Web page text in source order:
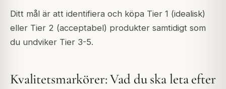
Ditt mål är att identifiera och köpa Tier 1 (idealisk)
eller Tier 2 (acceptabel) produkter samtidigt som
du undviker Tier 3-5.
Kvalitetsmarkörer: Vad du ska leta efter